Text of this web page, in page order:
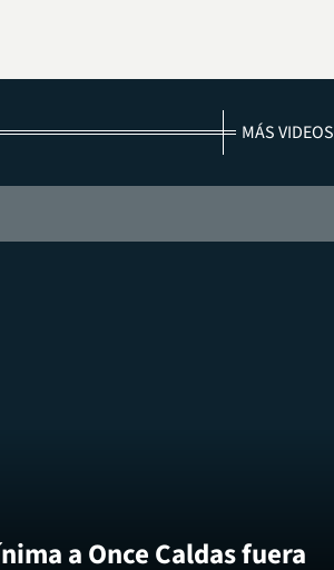
MÁS VIDEOS
a Once Caldas fuera